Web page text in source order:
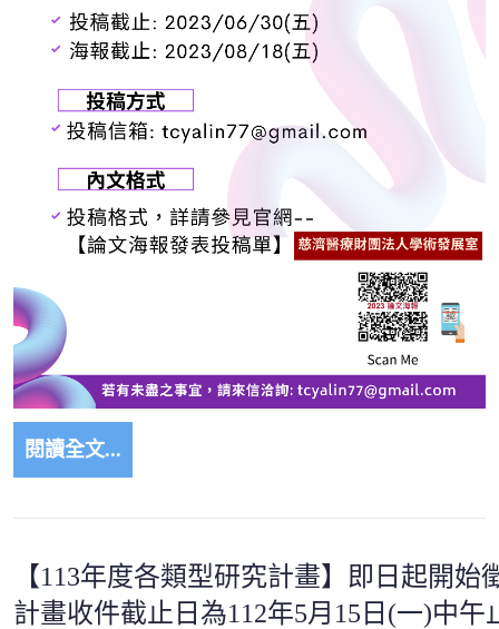
閱讀全文...
【113年度各類型研究計畫】即日起開
計畫收件截止日為112年5月15日(一)中午